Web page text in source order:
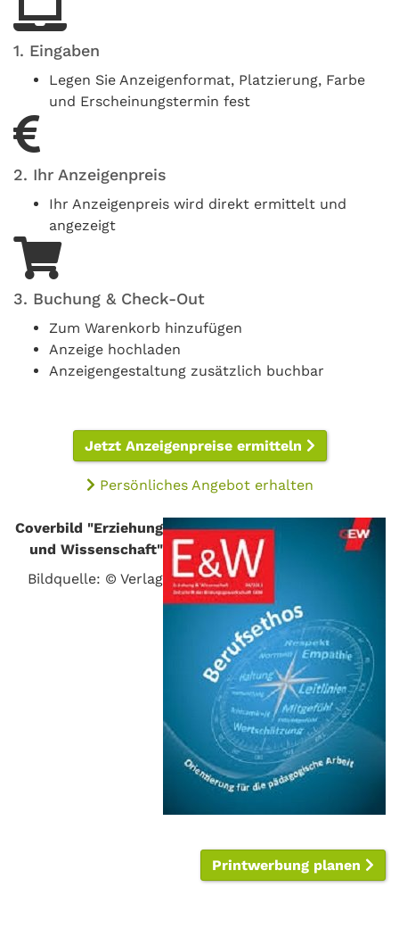
1. Eingaben
Legen Sie Anzeigenformat, Platzierung, Farbe
und Erscheinungstermin fest
2. Ihr Anzeigenpreis
Ihr Anzeigenpreis wird direkt ermittelt und
angezeigt
3. Buchung & Check-Out
Zum Warenkorb hinzufügen
Anzeige hochladen
Anzeigengestaltung zusätzlich buchbar
Jetzt Anzeigenpreise ermitteln
Persönliches Angebot erhalten
Coverbild "Erziehung
und Wissenschaft"
Bildquelle: © Verlag
Printwerbung planen